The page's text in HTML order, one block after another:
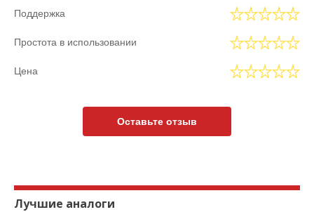
Поддержка
Простота в использовании
Цена
Оставьте отзыв
Лучшие аналоги